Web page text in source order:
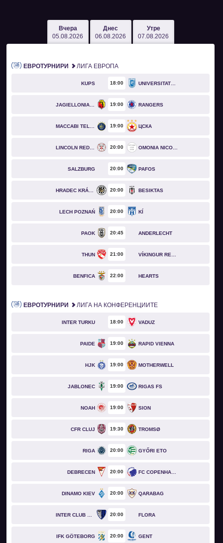
Вчера
05.08.2026
Днес
06.08.2026
Утре
07.08.2026
ЕВРОТУРНИРИ ЛИГА ЕВРОПА
KUPS 18 00 UNIVERSITATEA CRAIOVA
JAGIELLONIA BIAŁYSTOK 19 00 RANGERS
19 00 ЦСКА
LINCOLN RED IMPS 20 00 OMONIA NICOSIA
SALZBURG 20 00 PAFOS
HRADEC KRÁLOVÉ 20 00 BESIKTAS
LECH POZNAŃ 20 00 KÍ
PAOK 20 45 ANDERLECHT
THUN 21 00
BENFICA 22 00 HEARTS
ЕВРОТУРНИРИ ЛИГА НА КОНФЕРЕНЦИИТЕ
INTER TURKU 18 00 VADUZ
PAIDE 19 00 RAPID VIENNA
HJK 19 00 MOTHERWELL
JABLONEC 19 00 RIGAS FS
NOAH 19 00 SION
CFR CLUJ 19 30 TROMSØ
RIGA 20 00 GYŐRI ETO
DEBRECEN 20 00 FC COPENHAGEN
DINAMO KIEV 20 00 QARABAG
20 00 FLORA
IFK GÖTEBORG 20 00 GENT